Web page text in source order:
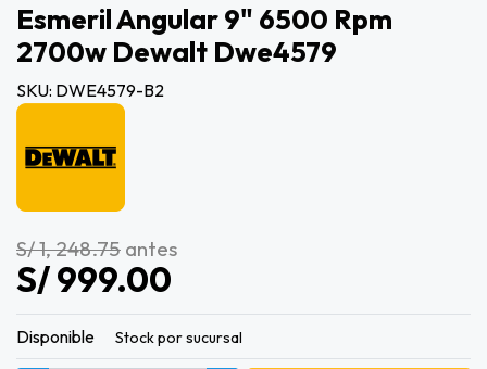
Esmeril Angular 9" 6500 Rpm
2700w Dewalt Dwe4579
SKU: DWE4579-B2
S/ 1, 248.75 antes
S/ 999.00
Disponible Stock por sucursal